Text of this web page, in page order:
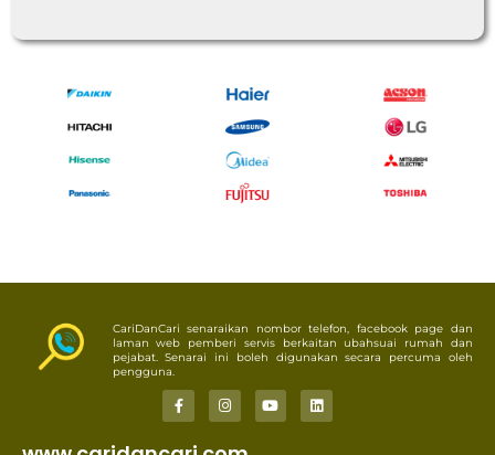
CariDanCari senaraikan nombor telefon, facebook page dan
laman web pemberi servis berkaitan ubahsuai rumah dan
pejabat. Senarai ini boleh digunakan secara percuma oleh
pengguna.